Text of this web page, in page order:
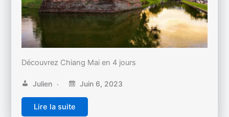
Découvrez Chiang Mai en 4 jours
Julien Juin 6, 2023
Lire la suite